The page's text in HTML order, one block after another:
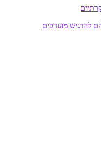
להרגיש מוערכים